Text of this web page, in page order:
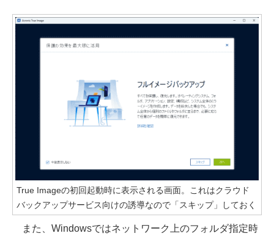
True Imageの初回起動時に表示される画面。これはクラウド
バックアップサービス向けの誘導なので「スキップ」しておく
また、Windowsではネットワーク上のフォルダ指定時